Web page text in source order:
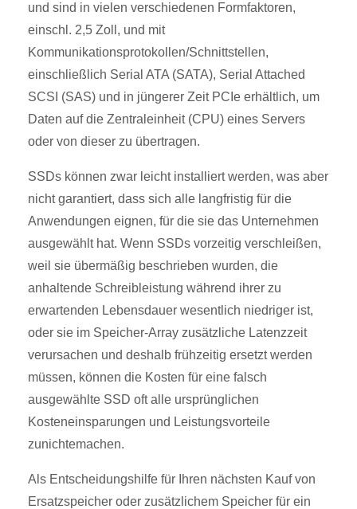
und sind in vielen verschiedenen Formfaktoren,
einschl. 2,5 Zoll, und mit
Kommunikationsprotokollen/Schnittstellen,
einschließlich Serial ATA (SATA), Serial Attached
SCSI (SAS) und in jüngerer Zeit PCIe erhältlich, um
Daten auf die Zentraleinheit (CPU) eines Servers
oder von dieser zu übertragen.
SSDs können zwar leicht installiert werden, was aber
nicht garantiert, dass sich alle langfristig für die
Anwendungen eignen, für die sie das Unternehmen
ausgewählt hat. Wenn SSDs vorzeitig verschleißen,
weil sie übermäßig beschrieben wurden, die
anhaltende Schreibleistung während ihrer zu
erwartenden Lebensdauer wesentlich niedriger ist,
oder sie im Speicher-Array zusätzliche Latenzzeit
verursachen und deshalb frühzeitig ersetzt werden
müssen, können die Kosten für eine falsch
ausgewählte SSD oft alle ursprünglichen
Kosteneinsparungen und Leistungsvorteile
zunichtemachen.
Als Entscheidungshilfe für Ihren nächsten Kauf von
Ersatzspeicher oder zusätzlichem Speicher für ein